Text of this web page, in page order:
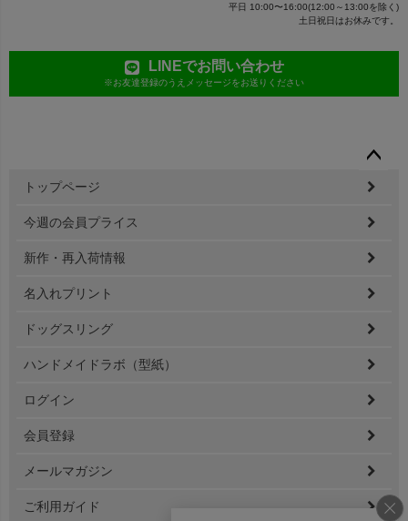
平日 10:00〜16:00(12:00～13:00を除く)
土日祝日はお休みです。
LINEでお問い合わせ
※お友達登録のうえメッセージをお送りください
ペー
ップ
トップページ
今週の会員プライス
新作・再入荷情報
名入れプリント
ドッグスリング
ハンドメイドラボ（型紙）
ログイン
会員登録
メールマガジン
ご利用ガイド